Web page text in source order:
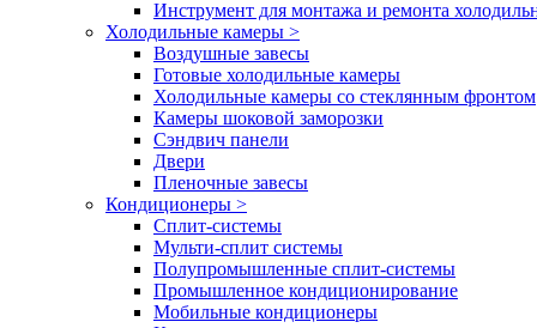
Инструмент для монтажа и ремонта
Холодильные камеры >
Воздушные завесы
Готовые холодильные камеры
Холодильные камеры со стеклянным фронтом
Камеры шоковой заморозки
Сэндвич панели
Двери
Пленочные завесы
Кондиционеры >
Сплит-системы
Мульти-сплит системы
Полупромышленные сплит-системы
Промышленное кондиционирование
Мобильные кондиционеры